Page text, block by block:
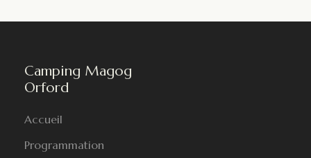
Camping Magog
Orford
Accueil
Programmation